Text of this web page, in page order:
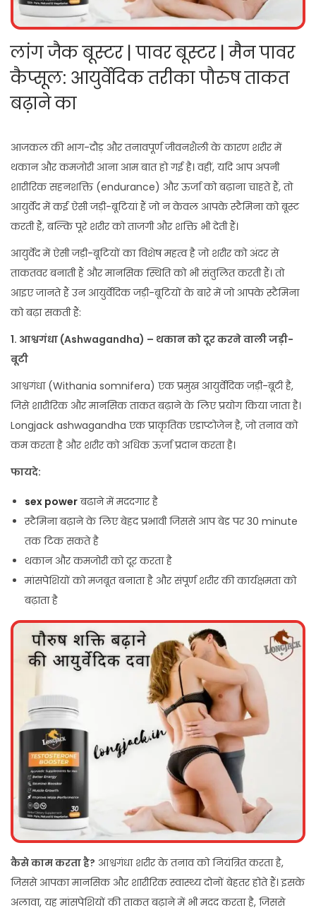
लांग जैक बूस्टर | पावर बूस्टर | मैन पावर
कैप्सूल: आयुर्वेदिक तरीका पौरुष ताकत
बढ़ाने का
आजकल की भाग-दौड़ और तनावपूर्ण जीवनशैली के कारण शरीर में
थकान और कमजोरी आना आम बात हो गई है। वहीं, यदि आप अपनी
शारीरिक सहनशक्ति (endurance) और ऊर्जा को बढ़ाना चाहते हैं, तो
आयुर्वेद में कई ऐसी जड़ी-बूटियां हैं जो न केवल आपके स्टैमिना को बूस्ट
करती हैं, बल्कि पूरे शरीर को ताजगी और शक्ति भी देती हैं।
आयुर्वेद में ऐसी जड़ी-बूटियों का विशेष महत्व है जो शरीर को अंदर से
ताकतवर बनाती हैं और मानसिक स्थिति को भी संतुलित करती हैं। तो
आइए जानते हैं उन आयुर्वेदिक जड़ी-बूटियों के बारे में जो आपके स्टैमिना
को बढ़ा सकती हैं:
1. आश्वगंधा (Ashwagandha) – थकान को दूर करने वाली जड़ी-
बूटी
आश्वगंधा (Withania somnifera) एक प्रमुख आयुर्वेदिक जड़ी-बूटी है,
जिसे शारीरिक और मानसिक ताकत बढ़ाने के लिए प्रयोग किया जाता है।
Longjack ashwagandha एक प्राकृतिक एडाप्टोजेन है, जो तनाव को
कम करता है और शरीर को अधिक ऊर्जा प्रदान करता है।
फायदे:
sex powerबढाने में मददगार है
स्टैमिना बढ़ाने के लिए बेहद प्रभावी जिससे आप बेड पर 30 minute
तक टिक सकते है
थकान और कमजोरी को दूर करता है
मांसपेशियों को मजबूत बनाता है और संपूर्ण शरीर की कार्यक्षमता को
बढ़ाता है
कैसे काम करता है? आश्वगंधा शरीर के तनाव को नियंत्रित करता है,
जिससे आपका मानसिक और शारीरिक स्वास्थ्य दोनों बेहतर होते हैं। इसके
अलावा, यह मांसपेशियों की ताकत बढ़ाने में भी मदद करता है, जिससे